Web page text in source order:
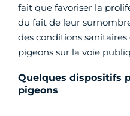
fait que favoriser la
du fait de leur
des conditions
pigeons sur la voie
Quelques dispositifs
pigeons